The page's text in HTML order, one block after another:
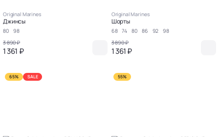
Original Marines
Джинсы
80
98
3 890 ₽
1 361 ₽
Original Marines
Шорты
68 74 80 86 92
98
3 890 ₽
1 361 ₽
65% SALE 55%